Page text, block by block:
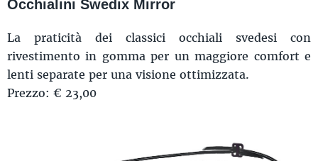
Occhialini Swedix Mirror
La praticità dei classici occhiali svedesi con
rivestimento in gomma per un maggiore comfort e
lenti separate per una visione ottimizzata.
Prezzo: € 23,00